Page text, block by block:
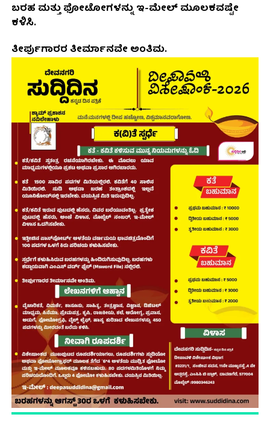
ಬರಹ ಮತ್ತು ಫೋಟೋಗಳನ್ನು ಇ-ಮೇಲ್ ಮೂಲಕವಷ್ಟೇ
ಕಳಿಸಿ.
ತೀರ್ಪುಗಾರರ ತೀರ್ಮಾನವೇ ಅಂತಿಮ.